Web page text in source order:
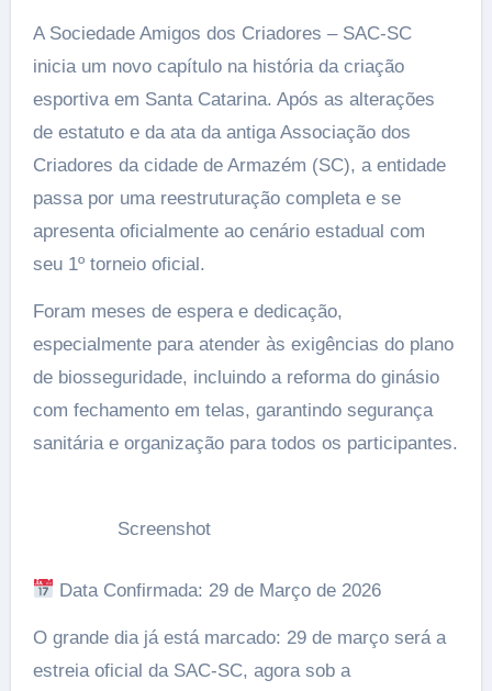
A Sociedade Amigos dos Criadores – SAC-SC
inicia um novo capítulo na história da criação
esportiva em Santa Catarina. Após as alterações
de estatuto e da ata da antiga Associação dos
Criadores da cidade de Armazém (SC), a entidade
passa por uma reestruturação completa e se
apresenta oficialmente ao cenário estadual com
seu 1º torneio oficial.
Foram meses de espera e dedicação,
especialmente para atender às exigências do plano
de biosseguridade, incluindo a reforma do ginásio
com fechamento em telas, garantindo segurança
sanitária e organização para todos os participantes.
Screenshot
Data Confirmada: 29 de Março de 2026
O grande dia já está marcado: 29 de março será a
estreia oficial da SAC-SC, agora sob a